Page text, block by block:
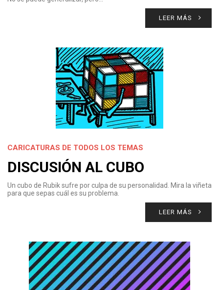
LEER MÁS
CARICATURAS DE TODOS LOS TEMAS
DISCUSIÓN AL CUBO
Un cubo de Rubik sufre por culpa de su personalidad. Mira la viñeta
para que sepas cuál es su problema.
LEER MÁS